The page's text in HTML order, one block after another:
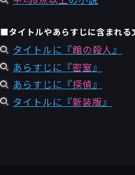
■タイトルやあらすじに含まれる
タイトルに『館の殺人』
あらすじに『密室 』
あらすじに『探偵』
タイトルに『新装版』